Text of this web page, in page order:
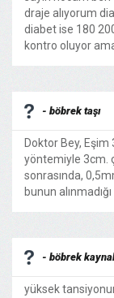
draje alıyorum
diabet ise 180
kontro oluyor ama
- böbrek taşı
Doktor Bey, Eşim
yöntemiyle 3cm.
sonrasında,
bunun alınmadığı
- böbrek
yüksek